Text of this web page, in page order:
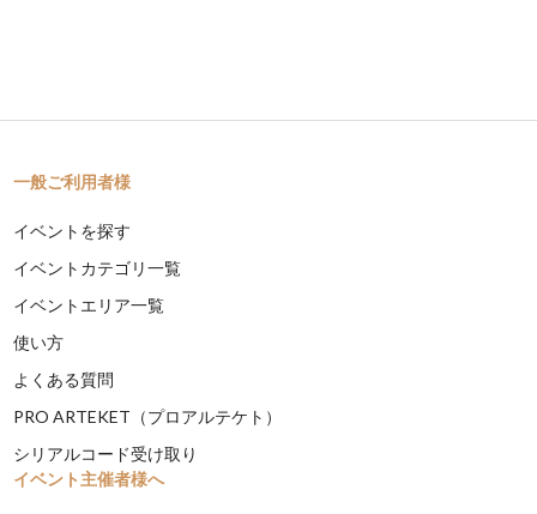
一般ご利用者様
イベントを探す
イベントカテゴリ一覧
イベントエリア一覧
使い方
よくある質問
PRO ARTEKET（プロアルテケト）
シリアルコード受け取り
イベント主催者様へ